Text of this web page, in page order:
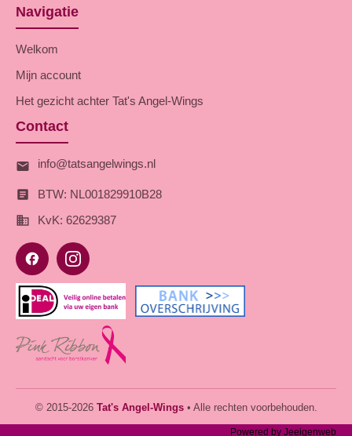
Navigatie
Welkom
Mijn account
Het gezicht achter Tat's Angel-Wings
Contact
info@tatsangelwings.nl
BTW: NL001829910B28
KvK: 62629387
© 2015-2026 Tat's Angel-Wings• Alle rechten voorbehouden.
Powered by Jeeigenweb